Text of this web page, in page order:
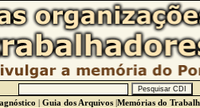
| Guia dos Arquivos|Memórias do